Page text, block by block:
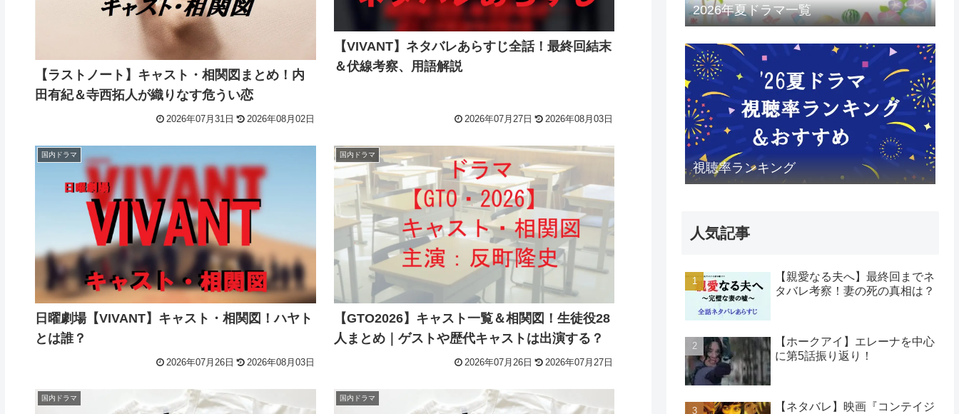
【ラストノート】キャスト・相関図まとめ！内
田有紀＆寺西拓人が織りなす危うい恋
2026年07月31日 2026年08月02日
【VIVANT】ネタバレあらすじ全話！最終回結末
＆伏線考察、用語解説
2026年07月27日 2026年08月03日
国内ドラマ
日曜劇場【VIVANT】キャスト・相関図！ハヤト
とは誰？
2026年07月26日 2026年08月03日
国内ドラマ
【GTO2026】キャスト一覧＆相関図！生徒役28
人まとめ｜ゲストや歴代キャストは出演する？
2026年07月26日 2026年07月27日
国内ドラマ 国内ドラマ
2026年夏ドラマ一覧
視聴率ランキング
人気記事
【親愛なる夫へ】最終回までネ
タバレ考察！妻の死の真相は？
【ホークアイ】エレーナを中心
に第5話振り返り！
【ネタバレ】映画『コンテイジ